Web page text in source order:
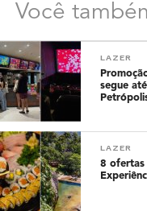
Você
LAZER
segue
LAZER
8 ofertas